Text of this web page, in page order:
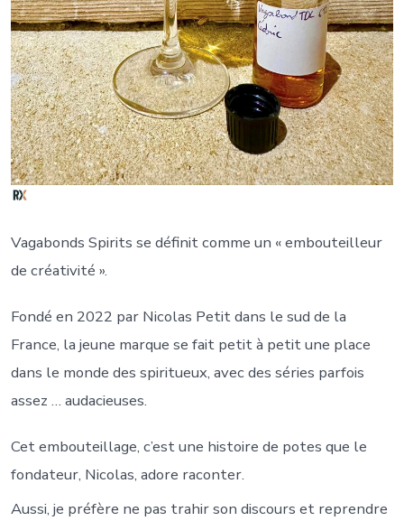
Vagabonds Spirits se définit comme un « embouteilleur
de créativité ».
Fondé en 2022 par Nicolas Petit dans le sud de la
France, la jeune marque se fait petit à petit une place
dans le monde des spiritueux, avec des séries parfois
assez … audacieuses.
Cetembouteillage, c’est une histoire de potes que le
fondateur, Nicolas, adore raconter.
Aussi, je préfère ne pas trahir son discours et reprendre